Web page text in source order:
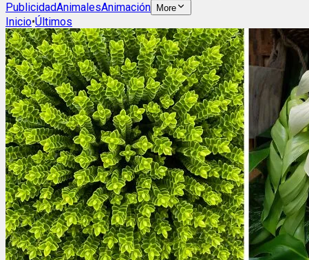
PublicidadAnimalesAnimación More
Inicio•Últimos